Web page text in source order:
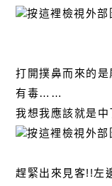
打開撲鼻而來的
有毒……
我想我應該就是中
趕緊出來見客!!左